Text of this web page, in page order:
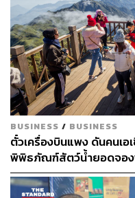
THE
กองบ
BUSINESS / BUSINESS
ตั๋วเครื่องบินแพง ดันคนเ
พิพิธภัณฑ์สัตว์น้ำยอดจอ